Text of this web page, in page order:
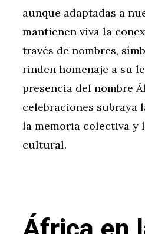
aunque adaptadas a
mantienen viva la
través de nombres,
rinden homenaje a su
presencia del nombre
celebraciones subraya
la memoria colectiva y
cultural.